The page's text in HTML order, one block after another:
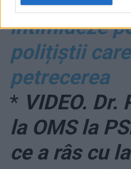
intimideze
polițiștii
petrecerea
* VIDEO. Dr.
la OMS la
ce a râs cu